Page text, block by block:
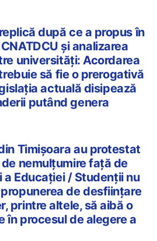
după ce a propus în
și analizarea
universități: Acordarea
să fie o prerogativă
actuală disipează
putând genera
Timișoara au protestat
nemulțumire față de
a Educației / Studenții nu
de desființare
printre altele, să aibă o
în procesul de alegere a